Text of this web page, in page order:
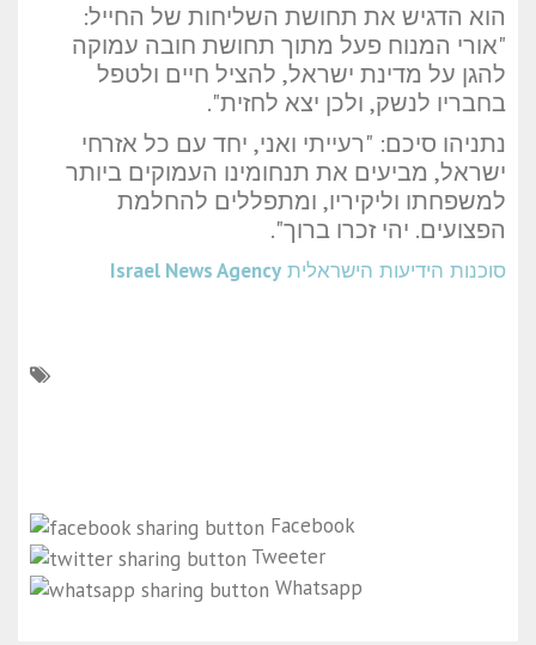
הוא הדגיש את תחושת השליחות של החייל:
"אורי המנוח פעל מתוך תחושת חובה עמוקה
להגן על מדינת ישראל, להציל חיים ולטפל
בחבריו לנשק, ולכן יצא לחזית".
נתניהו סיכם: "רעייתי ואני, יחד עם כל אזרחי
ישראל, מביעים את תנחומינו העמוקים ביותר
למשפחתו וליקיריו, ומתפללים להחלמת
הפצועים. יהי זכרו ברוך".
סוכנות הידיעות הישראלית Israel News Agency
Facebook
Tweeter
Whatsapp